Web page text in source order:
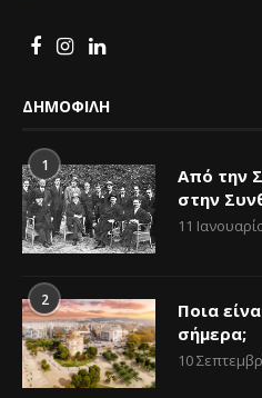
ΔΗΜΟΦΙΛΗ
1
Από την
στην
11
2
Ποια
σήμερα;
10